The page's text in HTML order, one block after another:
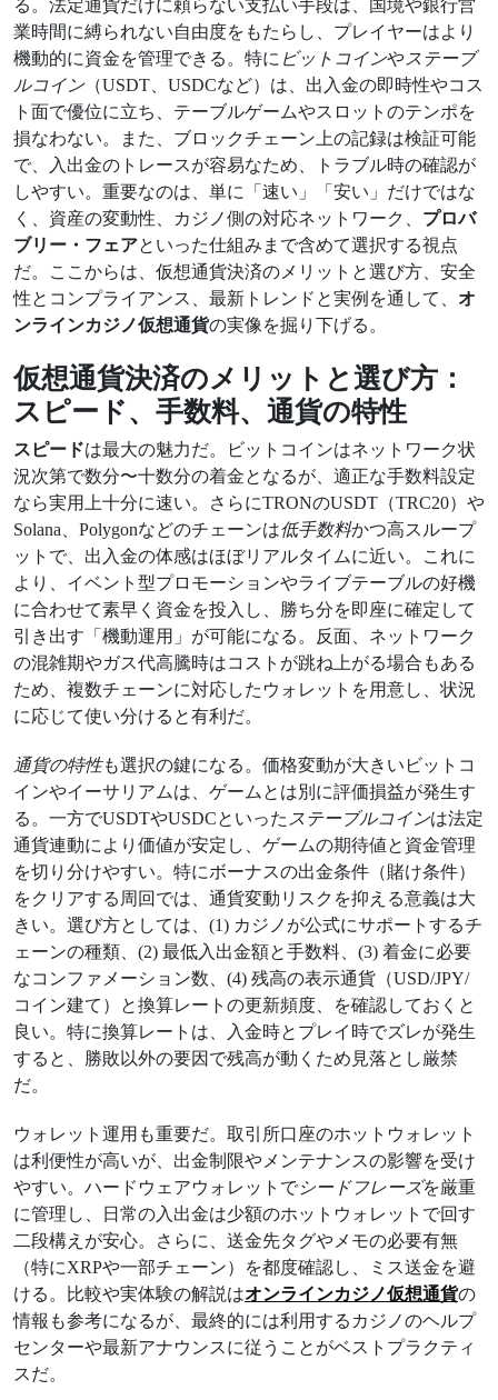
る。法定通貨だけに頼らない支払い手段は、国境や銀行営
業時間に縛られない自由度をもたらし、プレイヤーはより
機動的に資金を管理できる。特に ビットコインや ステーブ
ルコイン（USDT、USDCなど）は、出入金の即時性やコス
ト面で優位に立ち、テーブルゲームやスロットのテンポを
損なわない。また、ブロックチェーン上の記録は検証可能
で、入出金のトレースが容易なため、トラブル時の確認が
しやすい。重要なのは、単に「速い」「安い」だけではな
く、資産の変動性、カジノ側の対応ネットワーク、 プロバ
ブリー・フェアといった仕組みまで含めて選択する視点
だ。ここからは、仮想通貨決済のメリットと選び方、安全
性とコンプライアンス、最新トレンドと実例を通して、 オ
ンラインカジノ仮想通貨の実像を掘り下げる。
仮想通貨決済のメリットと選び方：
スピード、手数料、通貨の特性
スピードは最大の魅力だ。ビットコインはネットワーク状
況次第で数分〜十数分の着金となるが、適正な手数料設定
なら実用上十分に速い。さらにTRONのUSDT（TRC20）や
Solana、Polygonなどのチェーンは低手数料かつ高スループ
ットで、出入金の体感はほぼリアルタイムに近い。これに
より、イベント型プロモーションやライブテーブルの好機
に合わせて素早く資金を投入し、勝ち分を即座に確定して
引き出す「機動運用」が可能になる。反面、ネットワーク
の混雑期やガス代高騰時はコストが跳ね上がる場合もある
ため、複数チェーンに対応したウォレットを用意し、状況
に応じて使い分けると有利だ。
通貨の特性も選択の鍵になる。価格変動が大きいビットコ
インやイーサリアムは、ゲームとは別に評価損益が発生す
る。一方でUSDTやUSDCといった ステーブルコインは法定
通貨連動により価値が安定し、ゲームの期待値と資金管理
を切り分けやすい。特にボーナスの出金条件（賭け条件）
をクリアする周回では、通貨変動リスクを抑える意義は大
きい。選び方としては、(1) カジノが公式にサポートするチ
ェーンの種類、(2) 最低入出金額と手数料、(3) 着金に必要
なコンファメーション数、(4) 残高の表示通貨（USD/JPY/
コイン建て）と換算レートの更新頻度、を確認しておくと
良い。特に換算レートは、入金時とプレイ時でズレが発生
すると、勝敗以外の要因で残高が動くため見落とし厳禁
だ。
ウォレット運用も重要だ。取引所口座のホットウォレット
は利便性が高いが、出金制限やメンテナンスの影響を受け
やすい。ハードウェアウォレットでシードフレーズを厳重
に管理し、日常の入出金は少額のホットウォレットで回す
二段構えが安心。さらに、送金先タグやメモの必要有無
（特にXRPや一部チェーン）を都度確認し、ミス送金を避
ける。比較や実体験の解説はオンラインカジノ仮想通貨の
情報も参考になるが、最終的には利用するカジノのヘルプ
センターや最新アナウンスに従うことがベストプラクティ
スだ。